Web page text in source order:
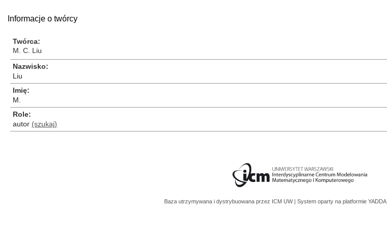
Informacje o twórcy
Twórca
M. C. Liu
Nazwisko
Liu
Imię
M.
Role
autor (szukaj)
Baza utrzymywana i dystrybuowana przez ICM UW | System oparty na platformie YADDA